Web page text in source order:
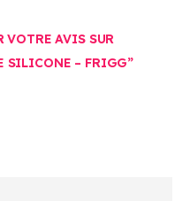
VOTRE AVIS SUR
SILICONE – FRIGG”